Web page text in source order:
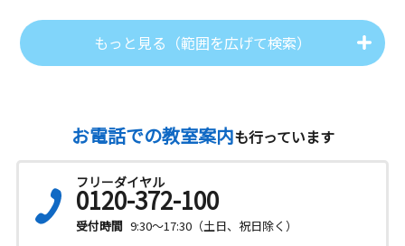
もっと見る（範囲を広げて検索）
お電話での教室案内も行っています
フリーダイヤル
0120-372-100
受付時間 9:30～17:30（土日、祝日除く）